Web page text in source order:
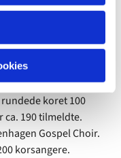
2006 i en
Året efter
Valby
koret været i
koret 100
ca. 190 tilmeldte.
Gospel Choir.
korsangere.